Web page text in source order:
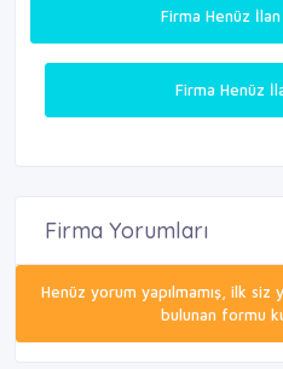
Firma Henüz
Firma Henüz
Firma Yorumları
Henüz yorum yapılmamış, ilk siz
bulunan formu